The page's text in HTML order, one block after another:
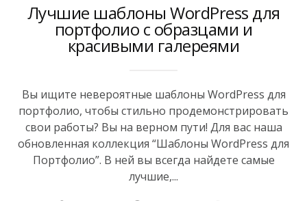
Лучшие шаблоны WordPress для
портфолио с образцами и
красивыми галереями
Вы ищите невероятные шаблоны WordPress для
портфолио, чтобы стильно продемонстрировать
свои работы? Вы на верном пути! Для вас наша
обновленная коллекция “Шаблоны WordPress для
Портфолио”. В ней вы всегда найдете самые
лучшие,...